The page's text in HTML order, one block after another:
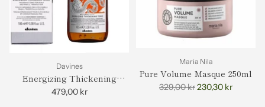
Davines
Energizing Thickening
Tonic
479,00 kr
Maria Nila
Pure Volume Masque 250ml
Vanleg
329,00 kr230,30 kr